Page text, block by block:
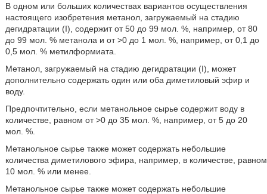
В одном или больших количествах вариантов осуществления
настоящего изобретения метанол, загружаемый на стадию
дегидратации (I), содержит от 50 до 99 мол. %, например, от 80
до 99 мол. % метанола и от >0 до 1 мол. %, например, от 0,1 до
0,5 мол. % метилформиата.
Метанол, загружаемый на стадию дегидратации (I), может
дополнительно содержать один или оба диметиловый эфир и
воду.
Предпочтительно, если метанольное сырье содержит воду в
количестве, равном от >0 до 35 мол. %, например, от 5 до 20
мол. %.
Метанольное сырье также может содержать небольшие
количества диметилового эфира, например, в количестве, равном
10 мол. % или менее.
Метанольное сырье также может содержать небольшие